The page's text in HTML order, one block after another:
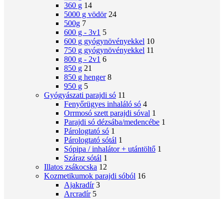
360 g 14
5000 g vödör 24
500g 7
600 g - 3v1 5
600 g gyógynövényekkel 10
750 g gyógynövényekkel 11
800 g - 2v1 6
850 g 21
850 g henger 8
950 g 5
Gyógyászati ​​parajdi só 11
Fenyőrügyes inhaláló só 4
Orrmosó szett parajdi sóval 1
Parajdi só dézsába/medencébe 1
Párologtató só 1
Párologtató sótál 1
Sópipa / inhalátor + utántöltő 1
Száraz sótál 1
Illatos zsákocska 12
Kozmetikumok parajdi sóból 16
Ajakradír 3
Arcradír 5